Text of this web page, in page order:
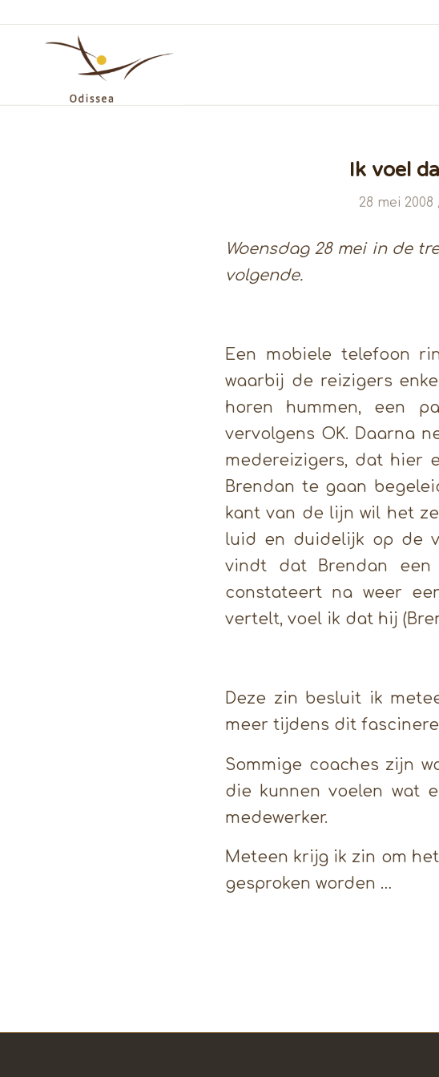
Ik voel
28 mei 2008
Woensdag 28 mei in de
volgende.
Een mobiele telefoon
waarbij de reizigers
horen hummen, een
vervolgens OK. Daarna
medereizigers, dat hier
Brendan te gaan
kant van de lijn wil het
luid en duidelijk op de
vindt dat Brendan
constateert na weer
vertelt, voel ik dat hij
Deze zin besluit ik
meer tijdens dit
Sommige coaches zijn
die kunnen voelen wat
medewerker.
Meteen krijg ik zin om
gesproken worden …